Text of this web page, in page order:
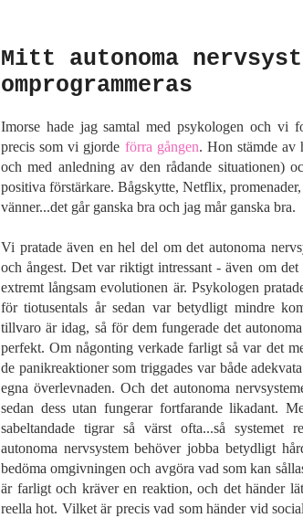
Mitt autonoma
omprogrammeras
Imorse hade jag samtal med psykologen och vi
precis som vi gjorde förra gången. Hon stämde av
och med anledning av den rådande situationen)
positiva förstärkare. Bågskytte, Netflix,
vänner...det går ganska bra och jag mår ganska bra.
Vi pratade även en hel del om det autonoma
och ångest. Det var riktigt intressant - även om
extremt långsam evolutionen är. Psykologen
för tiotusentals år sedan var betydligt mindre
tillvaro är idag, så för dem fungerade det
perfekt. Om någonting verkade farligt så var det
de panikreaktioner som triggades var både
egna överlevnaden. Och det autonoma
sedan dess utan fungerar fortfarande likadant.
sabeltandade tigrar så värst ofta...så systemet
autonoma nervsystem behöver jobba betydligt
bedöma omgivningen och avgöra vad som kan
är farligt och kräver en reaktion, och det händer
reella hot. Vilket är precis vad som händer vid